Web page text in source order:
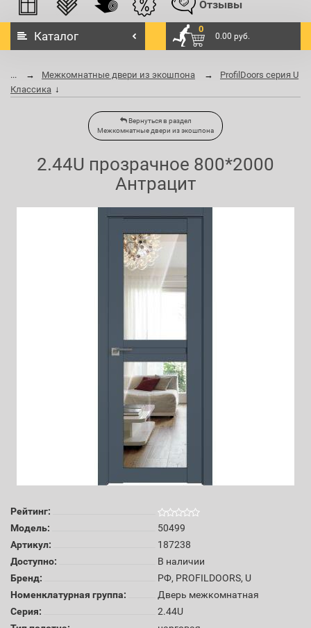
Отзывы
Каталог
0
0.00 руб.
... Межкомнатные двери из экошпона
ProfilDoors серия U
Классика
Вернуться в раздел
Межкомнатные двери из экошпона
2.44U прозрачное 800*2000
Антрацит
Рейтинг:
Модель:
50499
Артикул:
187238
Доступно:
В наличии
Бренд:
РФ, PROFILDOORS, U
Номенклатурная группа:
Дверь межкомнатная
Серия:
2.44U